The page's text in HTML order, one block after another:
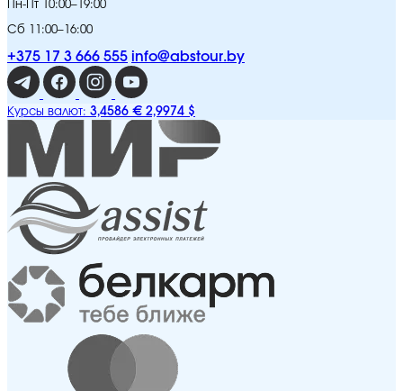
Пн-Пт 10:00–19:00
Сб 11:00–16:00
+375 17 3 666 555 info@abstour.by
Курсы валют: 3,4586 € 2,9974 $